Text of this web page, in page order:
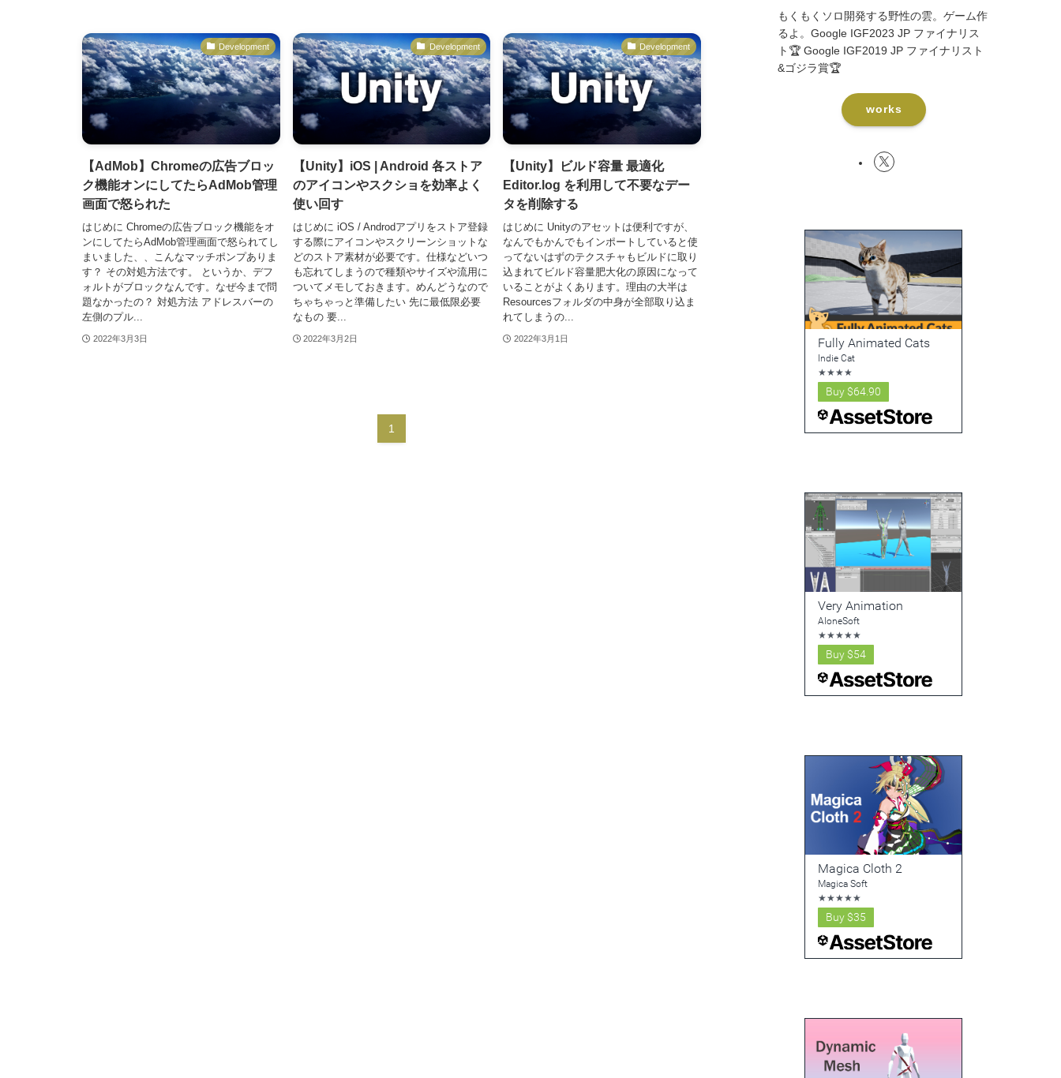
Development
【AdMob】Chromeの広告ブロッ
ク機能オンにしてたらAdMob管理
画面で怒られた
はじめに Chromeの広告ブロック機能をオ
ンにしてたらAdMob管理画面で怒られてし
まいました、、こんなマッチポンプありま
す？ その対処方法です。 というか、デフ
ォルトがブロックなんです。なぜ今まで問
題なかったの？ 対処方法 アドレスバーの
左側のプル...
2022年3月3日
Development
【Unity】iOS | Android 各ストア
のアイコンやスクショを効率よく
使い回す
はじめに iOS / Androdアプリをストア登録
する際にアイコンやスクリーンショットな
どのストア素材が必要です。仕様などいつ
も忘れてしまうので種類やサイズや流用に
ついてメモしておきます。めんどうなので
ちゃちゃっと準備したい 先に最低限必要
なもの 要...
2022年3月2日
Development
【Unity】ビルド容量 最適化
Editor.log を利用して不要なデー
タを削除する
はじめに Unityのアセットは便利ですが、
なんでもかんでもインポートしていると使
ってないはずのテクスチャもビルドに取り
込まれてビルド容量肥大化の原因になって
いることがよくあります。理由の大半は
Resourcesフォルダの中身が全部取り込ま
れてしまうの...
2022年3月1日
1
もくもくソロ開発する野性の雲。ゲーム作
るよ。Google IGF2023 JP ファイナリス
ト🏆 Google IGF2019 JP ファイナリスト
&ゴジラ賞🏆
works